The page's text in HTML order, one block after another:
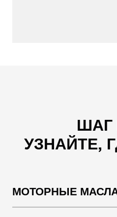
УЗНАЙТЕ,
МОТОРНЫЕ